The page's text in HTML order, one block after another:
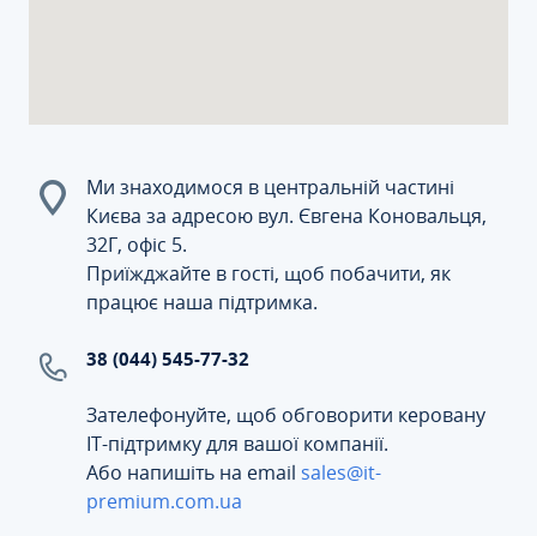
Ми знаходимося в центральній частині
Києва за адресою вул. Євгена Коновальця,
32Г, офіс 5.
Приїжджайте в гості, щоб побачити, як
працює наша підтримка.
38 (044) 545-77-32
Зателефонуйте, щоб обговорити керовану
ІТ-підтримку для вашої компанії.
Або напишіть на email sales@it-
premium.com.ua